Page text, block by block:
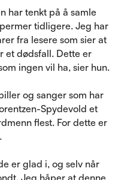
har tenkt på å samle
tidligere. Jeg har
fra lesere som sier at
et dødsfall. Dette er
ingen vil ha, sier hun.
og sanger som har
Spydevold et
flest. For dette er
er glad i, og selv når
Jeg håper at denne